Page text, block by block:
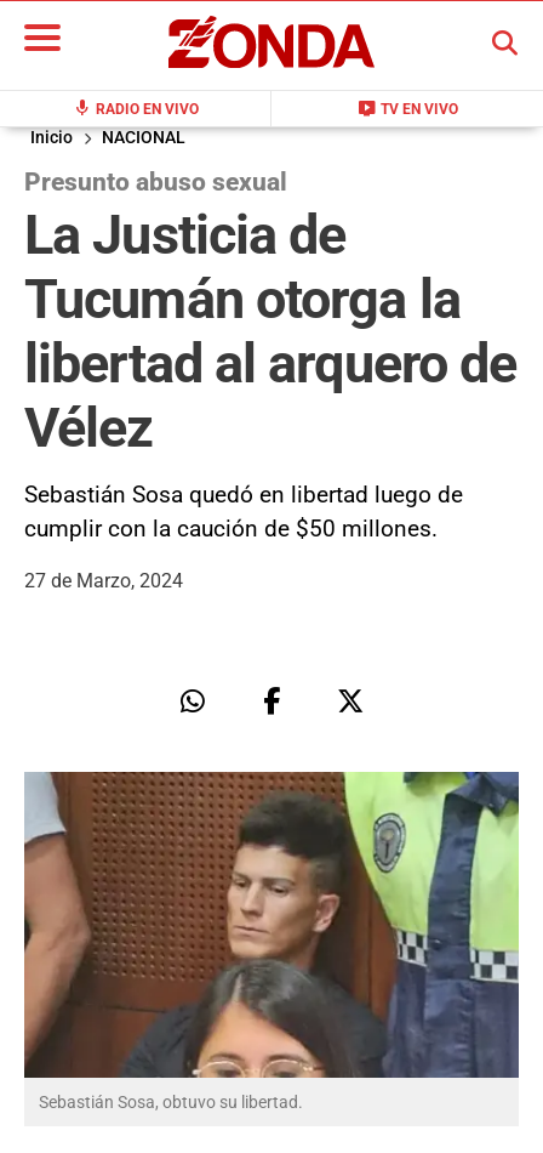
mic RADIO EN VIVO live_tv TV EN VIVO
BUSCAR
Inicio NACIONAL
Presunto abuso sexual
La Justicia de
Tucumán otorga la
libertad al arquero de
Vélez
Sebastián Sosa quedó en libertad luego de
cumplir con la caución de $50 millones.
27 de Marzo, 2024
Sebastián Sosa, obtuvo su libertad.